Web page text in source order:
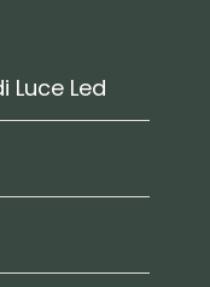
Luce Led